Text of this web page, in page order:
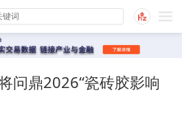
问鼎2026“瓷砖胶影响